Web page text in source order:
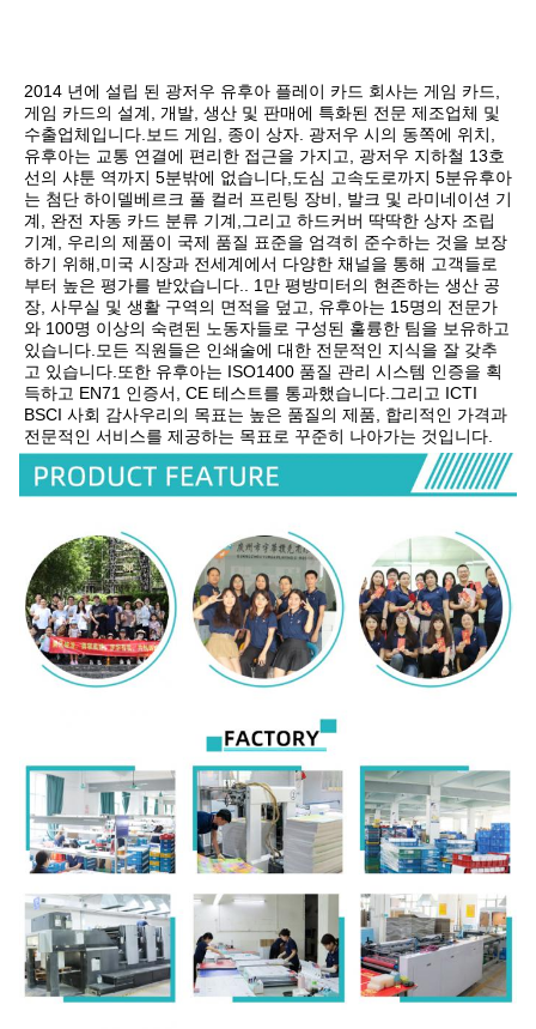
2014 년에 설립 된 광저우 유후아 플레이 카드 회사는 게임 카드,
게임 카드의 설계, 개발, 생산 및 판매에 특화된 전문 제조업체 및
수출업체입니다.보드 게임, 종이 상자. 광저우 시의 동쪽에 위치,
유후아는 교통 연결에 편리한 접근을 가지고, 광저우 지하철 13호
선의 샤툰 역까지 5분밖에 없습니다,도심 고속도로까지 5분유후아
는 첨단 하이델베르크 풀 컬러 프린팅 장비, 발크 및 라미네이션 기
계, 완전 자동 카드 분류 기계,그리고 하드커버 딱딱한 상자 조립
기계, 우리의 제품이 국제 품질 표준을 엄격히 준수하는 것을 보장
하기 위해,미국 시장과 전세계에서 다양한 채널을 통해 고객들로
부터 높은 평가를 받았습니다.. 1만 평방미터의 현존하는 생산 공
장, 사무실 및 생활 구역의 면적을 덮고, 유후아는 15명의 전문가
와 100명 이상의 숙련된 노동자들로 구성된 훌륭한 팀을 보유하고
있습니다.모든 직원들은 인쇄술에 대한 전문적인 지식을 잘 갖추
고 있습니다.또한 유후아는 ISO1400 품질 관리 시스템 인증을 획
득하고 EN71 인증서, CE 테스트를 통과했습니다.그리고 ICTI
BSCI 사회 감사우리의 목표는 높은 품질의 제품, 합리적인 가격과
전문적인 서비스를 제공하는 목표로 꾸준히 나아가는 것입니다.